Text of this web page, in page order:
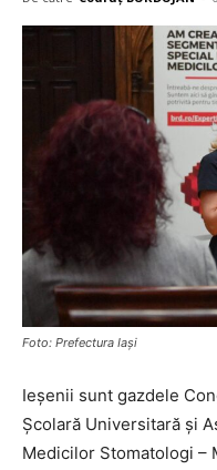
Foto: Prefectura Iași
Ieșenii sunt gazdele
Școlară Universitară și
Medicilor Stomatologi –